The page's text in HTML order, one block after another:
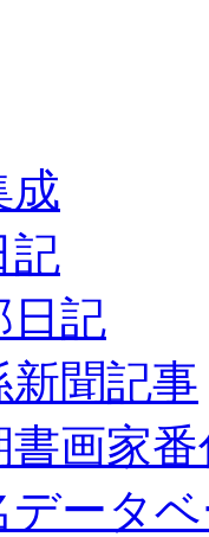
成
記
日記
新聞記事
書画家
データ